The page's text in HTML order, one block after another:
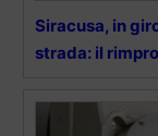
Siracusa, in
strada: il